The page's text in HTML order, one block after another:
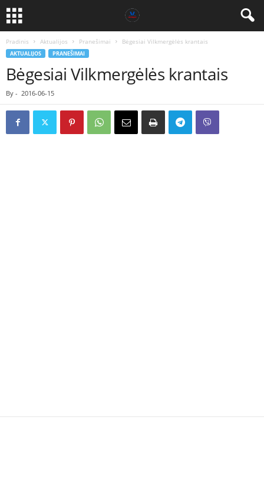
Pradinis Aktualijos Pranešimai Bėgesiai Vilkmergėlės krantais
AKTUALIJOS PRANEŠIMAI
Bėgesiai Vilkmergėlės krantais
By - 2016-06-15